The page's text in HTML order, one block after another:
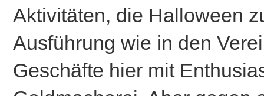
Aktivitäten, die Halloween
Ausführung wie in den
Geschäfte hier mit